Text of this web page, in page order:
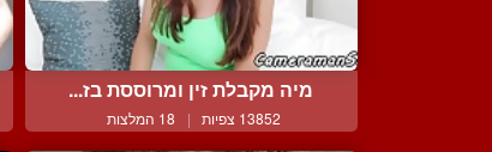
מיה מקבלת זין ומרוססת בז...
13852 צפיות | 18 המלצות